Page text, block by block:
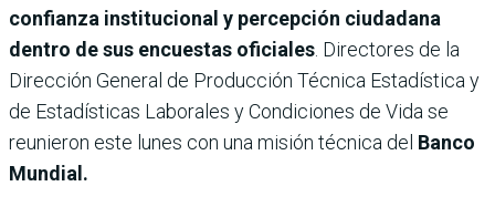
confianza institucional y percepción ciudadana
dentro de sus encuestas oficiales . Directores de la
Dirección General de Producción Técnica Estadística y
de Estadísticas Laborales y Condiciones de Vida se
reunieron este lunes con una misión técnica del Banco
Mundial.